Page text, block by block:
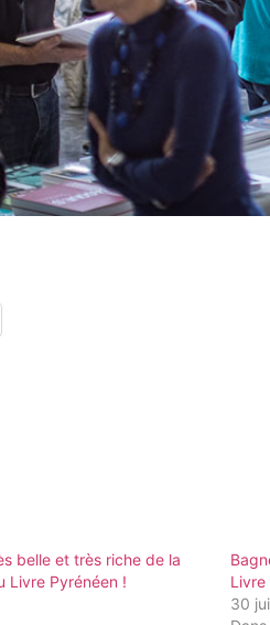
belle et très riche de la
Livre Pyrénéen !
30